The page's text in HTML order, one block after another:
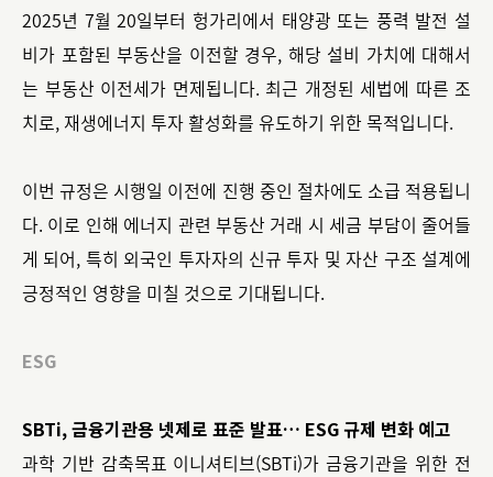
2025년 7월 20일부터 헝가리에서 태양광 또는 풍력 발전 설
비가 포함된 부동산을 이전할 경우, 해당 설비 가치에 대해서
는 부동산 이전세가 면제됩니다. 최근 개정된 세법에 따른 조
치로, 재생에너지 투자 활성화를 유도하기 위한 목적입니다.
이번 규정은 시행일 이전에 진행 중인 절차에도 소급 적용됩니
다. 이로 인해 에너지 관련 부동산 거래 시 세금 부담이 줄어들
게 되어, 특히 외국인 투자자의 신규 투자 및 자산 구조 설계에
긍정적인 영향을 미칠 것으로 기대됩니다.
ESG
SBTi, 금융기관용 넷제로 표준 발표… ESG 규제 변화 예고
과학 기반 감축목표 이니셔티브(SBTi)가 금융기관을 위한 전